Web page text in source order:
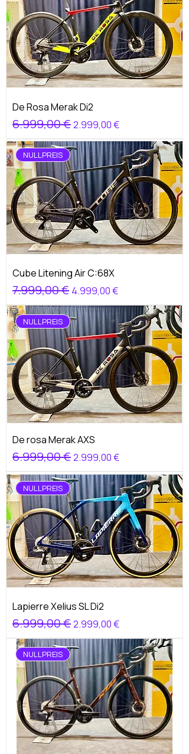
De Rosa Merak Di2
Standardpreis
6.999,00 €Sale-Preis
2.999,00 €
NULLPREIS
Cube Litening Air C:68X
Standardpreis
7.999,00 € Sale-Preis
4.999,00 €
NULLPREIS
De rosa Merak AXS
Standardpreis
6.999,00 €Sale-Preis
2.999,00 €
NULLPREIS
Lapierre Xelius SL Di2
Standardpreis
6.999,00 €Sale-Preis
2.999,00 €
NULLPREIS